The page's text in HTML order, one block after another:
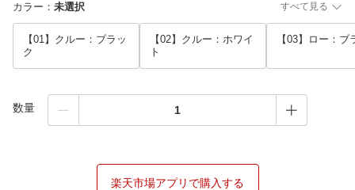
カラー ： 未選択 すべて見る
【01】クルー：ブラッ
ク
【02】クルー：ホワイ
ト
【03】ロー：ブ
数量
楽天市場アプリで購入する